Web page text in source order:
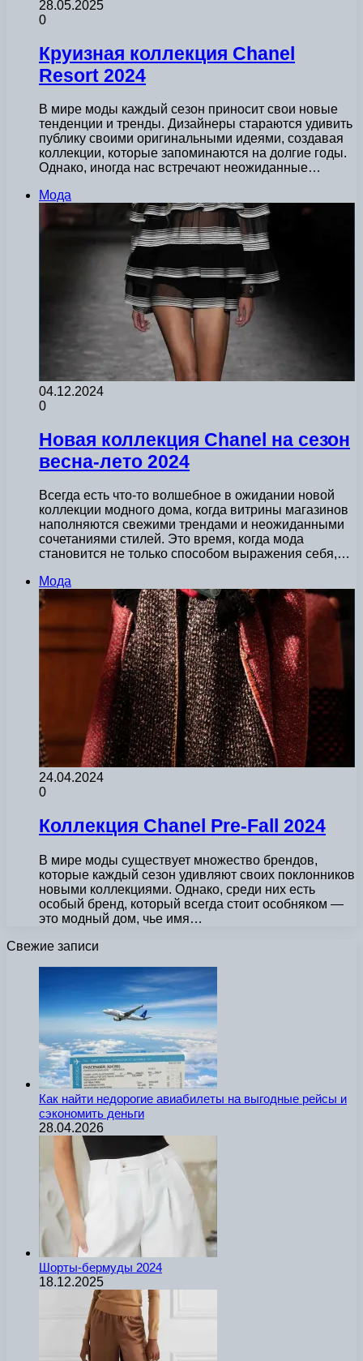
28.05.2025
0
Круизная коллекция Chanel
Resort 2024
В мире моды каждый сезон приносит свои новые
тенденции и тренды. Дизайнеры стараются удивить
публику своими оригинальными идеями, создавая
коллекции, которые запоминаются на долгие годы.
Однако, иногда нас встречают неожиданные…
Мода
04.12.2024
0
Новая коллекция Chanel на сезон
весна-лето 2024
Всегда есть что-то волшебное в ожидании новой
коллекции модного дома, когда витрины магазинов
наполняются свежими трендами и неожиданными
сочетаниями стилей. Это время, когда мода
становится не только способом выражения себя,…
Мода
24.04.2024
0
Коллекция Chanel Pre-Fall 2024
В мире моды существует множество брендов,
которые каждый сезон удивляют своих поклонников
новыми коллекциями. Однако, среди них есть
особый бренд, который всегда стоит особняком —
это модный дом, чье имя…
Свежие записи
Как найти недорогие авиабилеты на выгодные рейсы и
сэкономить деньги
28.04.2026
Шорты-бермуды 2024
18.12.2025